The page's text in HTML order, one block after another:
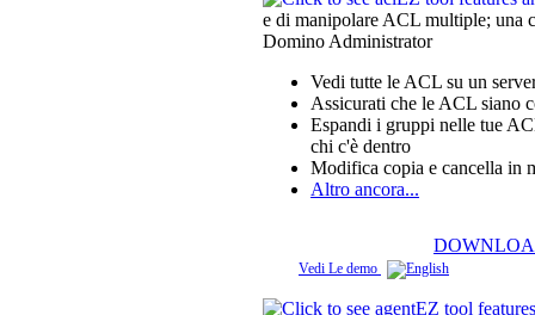
e di manipolare ACL multiple; una
Domino Administrator
Vedi tutte le ACL su un
Assicurati che le ACL siano
Espandi i gruppi nelle tue
chi c'è dentro
Modifica copia e cancella in
Altro ancora...
Vedi Le demo